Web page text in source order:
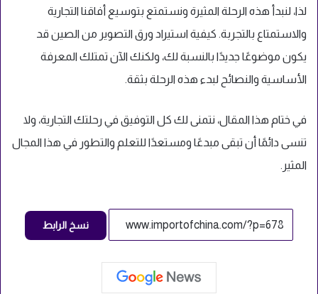
لذا، لنبدأ هذه الرحلة المثيرة ونستمتع بتوسيع أفاقنا التجارية
والاستمتاع بالتجربة. كيفية استيراد ورق التصوير من الصين قد
يكون موضوعًا جديدًا بالنسبة لك، ولكنك الآن تمتلك المعرفة
الأساسية والنصائح لبدء هذه الرحلة بثقة.
في ختام هذا المقال، نتمنى لك كل التوفيق في رحلتك التجارية، ولا
تنسى دائمًا أن تبقى مبدعًا ومستعدًا للتعلم والتطور في هذا المجال
المثير.
نسخ الرابط